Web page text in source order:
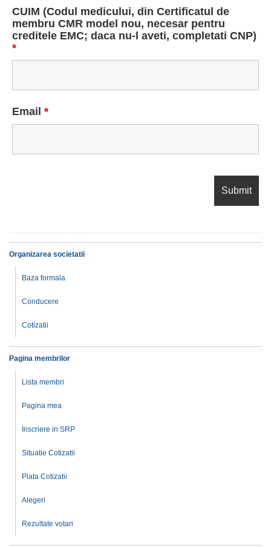
CUIM (Codul medicului, din Certificatul de
membru CMR model nou, necesar pentru
creditele EMC; daca nu-l aveti, completati CNP)
*
Email *
Organizarea societatii
Baza formala
Conducere
Cotizatii
Pagina membrilor
Lista membri
Pagina mea
Inscriere in SRP
Situatie Cotizatii
Plata Cotizatii
Alegeri
Rezultate votari